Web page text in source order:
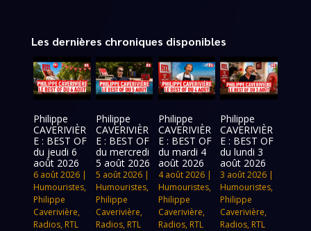
Les dernières chroniques disponibles
Philippe
CAVERIVIÈR
E : BEST OF
du jeudi 6
août 2026
6 août 2026 |
Humouristes,
Philippe
Caverivière,
Radios, RTL
Philippe
CAVERIVIÈR
E : BEST OF
du mercredi
5 août 2026
5 août 2026|
Humouristes,
Philippe
Caverivière,
Radios, RTL
Philippe
CAVERIVIÈR
E : BEST OF
du mardi 4
août 2026
4 août 2026|
Humouristes,
Philippe
Caverivière,
Radios, RTL
Philippe
CAVERIVIÈR
E : BEST OF
du lundi 3
août 2026
3 août 2026 |
Humouristes,
Philippe
Caverivière,
Radios, RTL